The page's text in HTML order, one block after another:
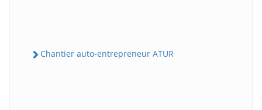
Chantier auto-entrepreneur ATUR